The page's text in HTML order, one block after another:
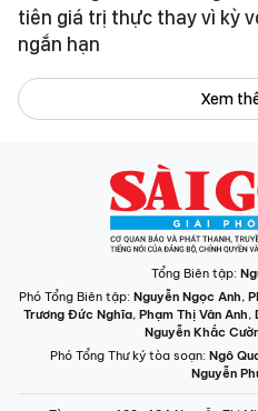
tiên giá trị thực thay vì kỳ
ngắn hạn
Xem
Tổng Biên tập:
Phó Tổng Biên tập: Nguyễn Ngọc Anh,
Trương Đức Nghĩa, Phạm Thị Vân Anh,
Nguyễn Khắc
Phó Tổng Thư ký tòa soạn: Ngô
Nguyễn